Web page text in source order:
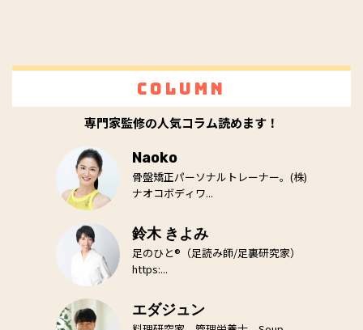
Column
専門家監修の人気コラム読めます！
Naoko
骨盤矯正パーソナルトレーナー。(株)
ナオコボディワ...
鈴木 きよみ
足のひと®（足読み師/足裏研究家）
https:...
エダジュン